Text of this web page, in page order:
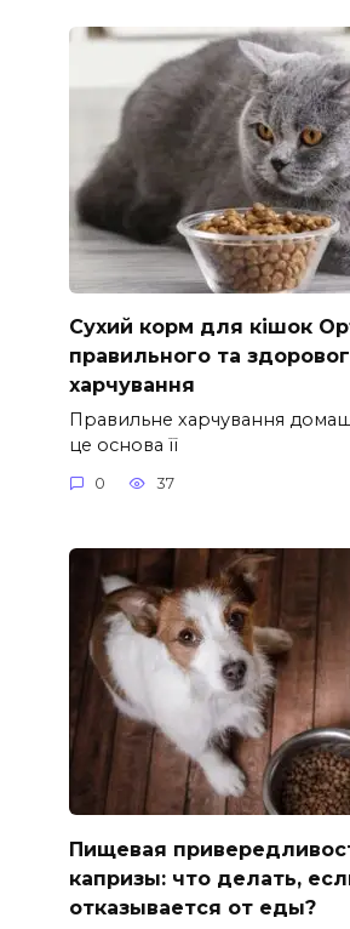
Сухий корм для кішок
правильного та
харчування
Правильне харчування
це основа її
0 37
Пищевая
капризы: что делать,
отказывается от еды?